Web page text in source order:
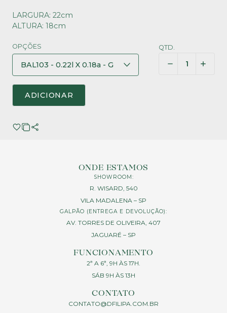
LARGURA: 22cm
ALTURA: 18cm
OPÇÕES QTD.
ADICIONAR
ONDE ESTAMOS
SHOWROOM:
R. WISARD, 540
VILA MADALENA – SP
GALPÃO (ENTREGA E DEVOLUÇÃO):
AV. TORRES DE OLIVEIRA, 407
JAGUARÉ – SP
FUNCIONAMENTO
2ª A 6ª, 9H ÀS 17H.
SÁB 9H ÀS 13H
CONTATO
CONTATO@DFILIPA.COM.BR